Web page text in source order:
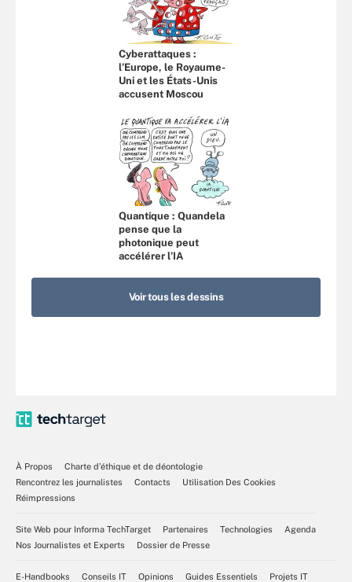
Cyberattaques :
l’Europe, le Royaume-
Uni et les États-Unis
accusent Moscou
Quantique : Quandela
pense que la
photonique peut
accélérer l’IA
Voir tous les dessins
À Propos
Charte d’éthique et de déontologie
Rencontrez les journalistes
Contacts
Utilisation Des Cookies
Réimpressions
Site Web pour Informa TechTarget Partenaires Technologies
Agenda
Nos Journalistes et Experts
Dossier de Presse
E-Handbooks Conseils IT Opinions Guides Essentiels Projets IT